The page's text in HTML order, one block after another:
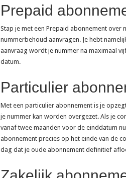
Prepaid
Stap je met een Prepaid abonnement over
nummerbehoud aanvragen. Je hebt
aanvraag wordt je nummer na maximaal
datum.
Particulier
Met een particulier abonnement is je
je nummer kan worden overgezet. Als je
vanaf twee maanden voor de einddatum
abonnement precies op het einde van de
dag dat je oude abonnement definitief